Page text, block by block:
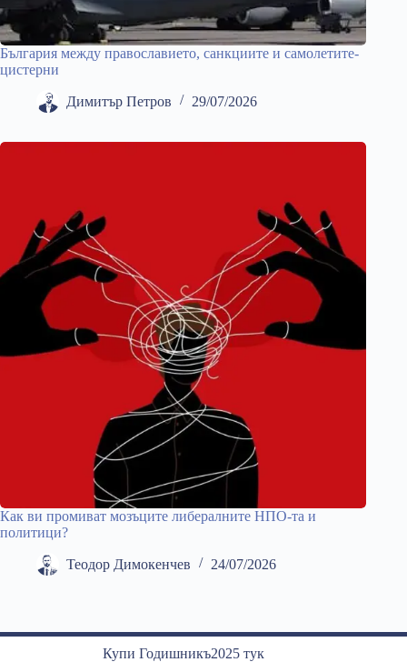
България между православието, санкциите и самолетите-
цистерни
Димитър Петров 29/07/2026
Как ви промиват мозъците либералните НПО-та и
политици?
Теодор Димокенчев 24/07/2026
Купи Годишникъ2025 тук